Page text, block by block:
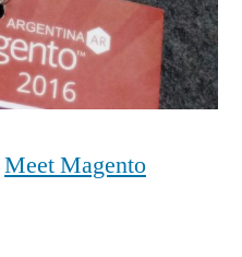
Meet Magento